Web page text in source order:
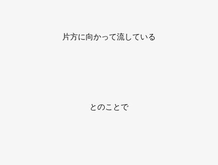
片方に向かって流している
とのことで